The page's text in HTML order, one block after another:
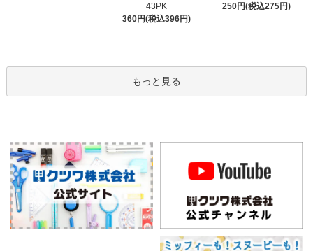
43PK
360円(税込396円)
250円(税込275円)
もっと見る